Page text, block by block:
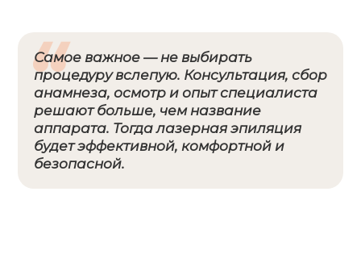
Самое важное — не выбирать
процедуру вслепую. Консультация, сбор
анамнеза, осмотр и опыт специалиста
решают больше, чем название
аппарата. Тогда лазерная эпиляция
будет эффективной, комфортной и
безопасной.